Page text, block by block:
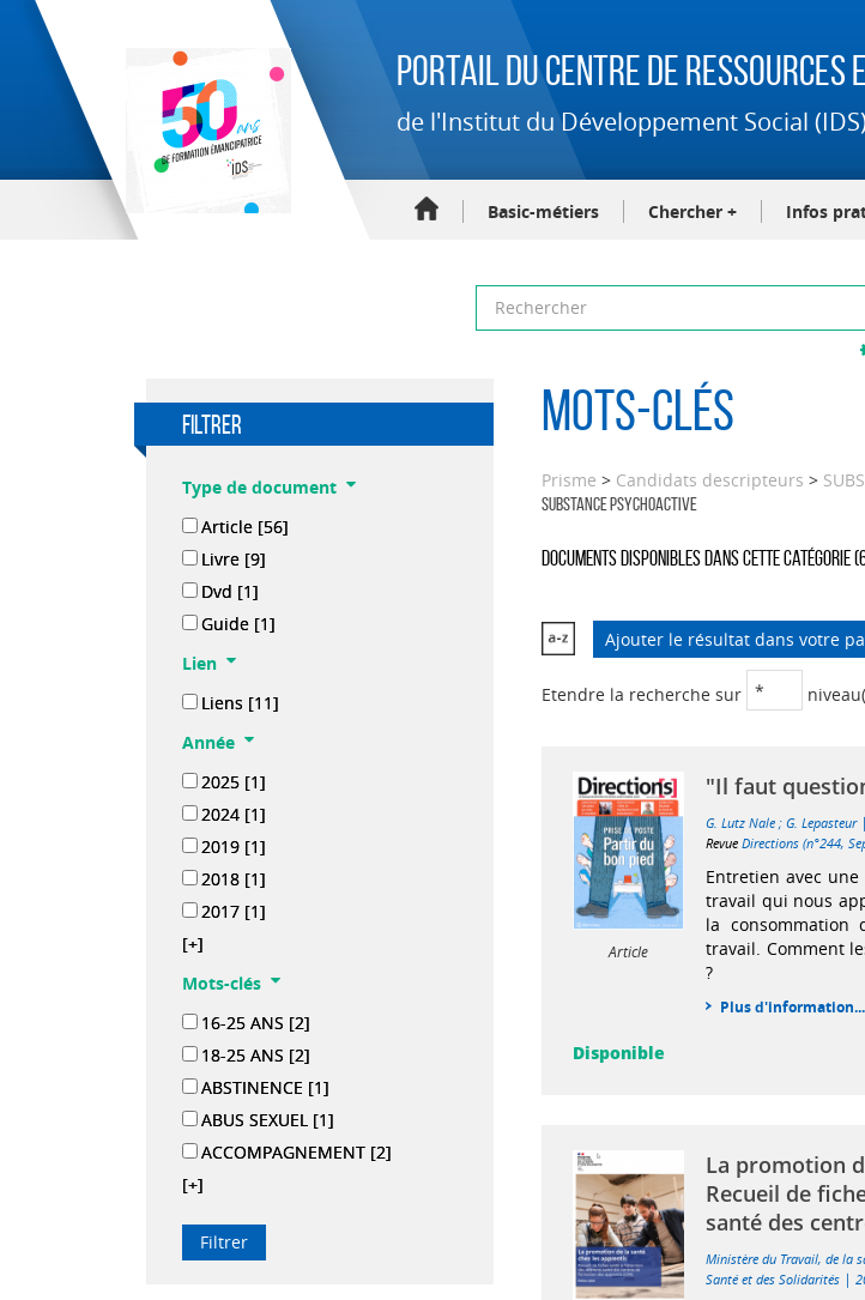
Portail du Centre de Ressources
de l'Institut du Développement Social
Basic-métiers Chercher + Infos
filtrer
Type de document
Article [56]
Livre [9]
Dvd [1]
Guide [1]
Lien
Liens [11]
Année
2025 [1]
2024 [1]
2019 [1]
2018 [1]
2017 [1]
[+]
Mots-clés
16-25 ANS [2]
18-25 ANS [2]
ABSTINENCE [1]
ABUS SEXUEL [1]
ACCOMPAGNEMENT [2]
[+]
Mots-clés
Prisme > Candidats descripteurs >
SUBSTANCE PSYCHOACTIVE
Documents disponibles dans cette catégorie (
Ajouter le résultat dans votre
Etendre la recherche sur
Article
"Il faut
G. Lutz Nale ;G. Lepasteur |
RevueDirections (n°244,
Entretien avec
travail qui nous
la consommation
travail. Comment
?
Plus d'information...
Disponible
La promotion
Recueil de
santé des
Ministère du Travail, de la
Santé et des Solidarités |